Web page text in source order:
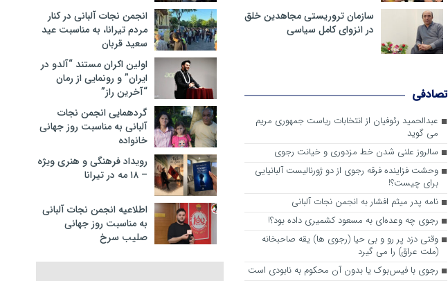
سازمان تروریستی مجاهدین خلق
در انزوای کامل سیاسی
تصادفی
عبدالحمید رئوفیان از انتخابات ریاست جمهوری مریم
می گوید
سالروز علنی شدن خط مزدوری و خیانت رجوی
وحشت فزاینده فرقه رجوی از دو ژورنالیست آلبانیایی
برای چیست؟!
نامه پدر میثم افشار به انجمن نجات آلبانی
رجوی چه وعده‌ای به مسعود کشمیری داده بود؟!
وقتی دزد پر رو و بی حیا (رجوی ها) یقه صاحبخانه
(ملت عراق) را می گیرد
رجوی با فیس‌بوک یا بدون آن محکوم به نابودی است
انجمن نجات آلبانی در کنار
مردم تیرانا، به مناسبت عید
سعید قربان
اولین اکران مستند “آلدو در
ایران” و رونمایی از رمان
“آخرین راز”
گردهمایی انجمن نجات
آلبانی به مناسبت روز جهانی
خانواده
رویداد فرهنگی و هنری ویژه
– ۱۸ مه در تیرانا
اطلاعیه انجمن نجات آلبانی
به مناسبت روز جهانی
صلیب سرخ